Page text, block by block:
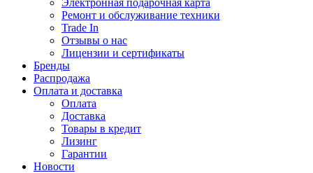
Электронная подарочная карта
Ремонт и обслуживание техники
Trade In
Отзывы о нас
Лицензии и сертификаты
Бренды
Распродажа
Оплата и доставка
Оплата
Доставка
Товары в кредит
Лизинг
Гарантии
Новости